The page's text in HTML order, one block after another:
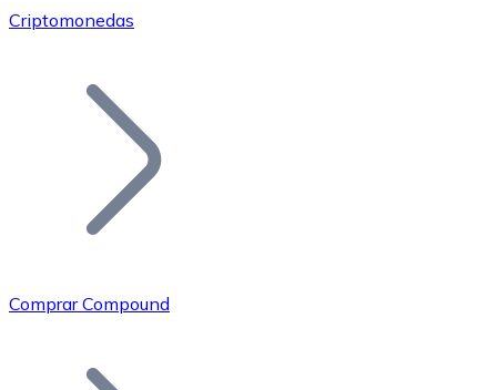
Únete a nuestra red de distribuidores.
Añade tu proyecto a nuestro ecosistema.
Bitcoin
Criptomonedas
Comprar Compound